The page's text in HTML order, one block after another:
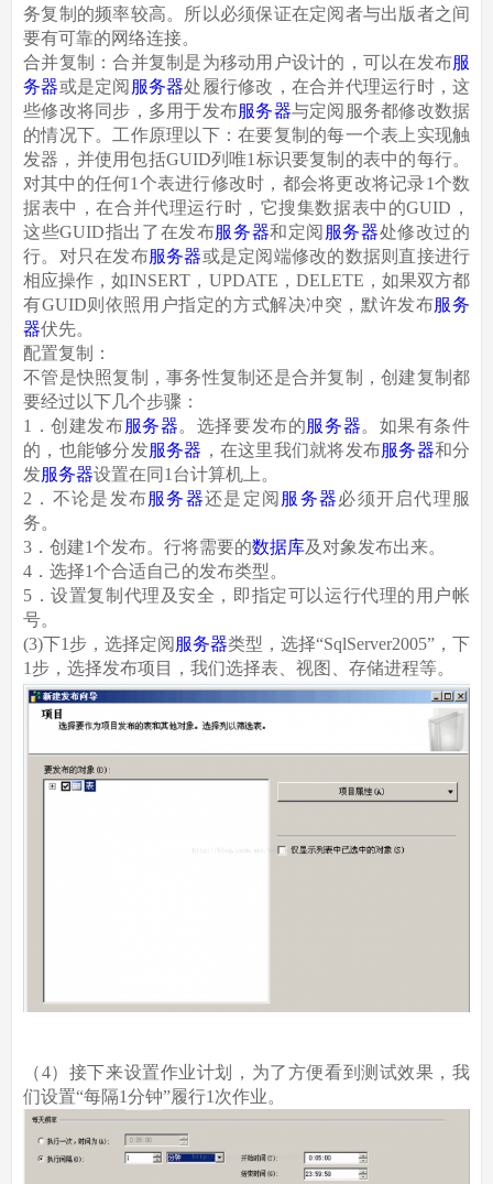
务复制的频率较高。所以必须保证在定阅者与出版者之间
要有可靠的网络连接。
合并复制：合并复制是为移动用户设计的，可以在发布服
务器或是定阅 服务器处履行修改，在合并代理运行时，这
些修改将同步，多用于发布服务器与定阅服务都修改数据
的情况下。工作原理以下：在要复制的每一个表上实现触
发器，并使用包括GUID列唯1标识要复制的表中的每行。
对其中的任何1个表进行修改时，都会将更改将记录1个数
据表中，在合并代理运行时，它搜集数据表中的GUID，
这些GUID指出了在发布服务器和定阅 服务器处修改过的
行。对只在发布服务器或是定阅端修改的数据则直接进行
相应操作，如INSERT，UPDATE，DELETE，如果双方都
有GUID则依照用户指定的方式解决冲突，默许发布服务
器伏先。
配置复制：
不管是快照复制，事务性复制还是合并复制，创建复制都
要经过以下几个步骤：
1．创建发布服务器。选择要发布的服务器。如果有条件
的，也能够分发服务器 ，在这里我们就将发布服务器和分
发服务器设置在同1台计算机上。
2．不论是发布服务器还是定阅 服务器必须开启代理服
务。
3．创建1个发布。行将需要的数据库及对象发布出来。
4．选择1个合适自己的发布类型。
5．设置复制代理及安全，即指定可以运行代理的用户帐
号。
(3)下1步，选择定阅 服务器类型，选择“SqlServer2005”，下
1步，选择发布项目，我们选择表、视图、存储进程等。
（4）接下来设置作业计划，为了方便看到测试效果，我
们设置“每隔1分钟”履行1次作业。